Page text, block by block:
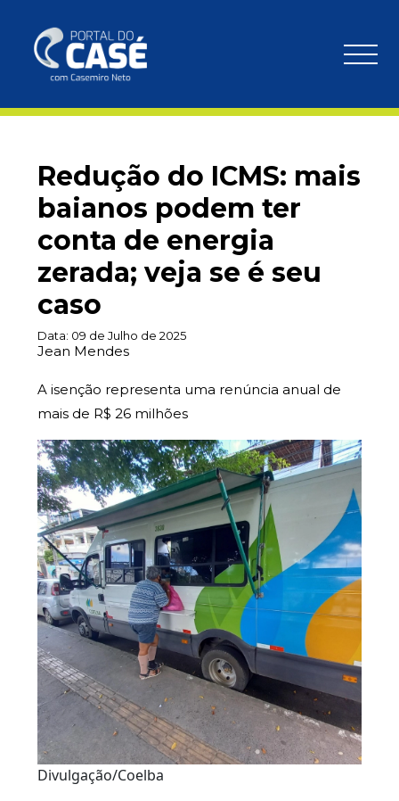
Redução do ICMS: mais
baianos podem ter
conta de energia
zerada; veja se é seu
caso
Data: 09 de Julho de 2025
Jean Mendes
A isenção representa uma renúncia anual de
mais de R$ 26 milhões
Divulgação/Coelba